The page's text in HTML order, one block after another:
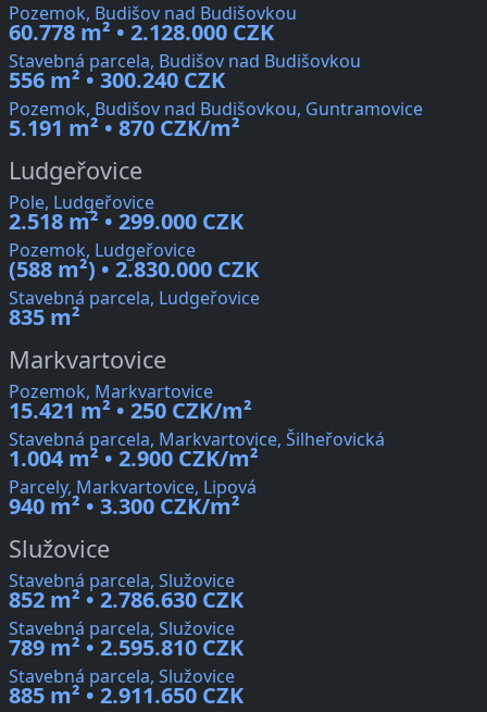
Pozemok, Budišov nad Budišovkou
60.778 m² • 2.128.000 CZK
Stavebná parcela, Budišov nad Budišovkou
556 m² • 300.240 CZK
Pozemok, Budišov nad Budišovkou, Guntramovice
5.191 m² • 870 CZK/m²
Ludgeřovice
Pole, Ludgeřovice
2.518 m² • 299.000 CZK
Pozemok, Ludgeřovice
(588 m²) • 2.830.000 CZK
Stavebná parcela, Ludgeřovice
835 m²
Markvartovice
Pozemok, Markvartovice
15.421 m² • 250 CZK/m²
Stavebná parcela, Markvartovice, Šilheřovická
1.004 m² • 2.900 CZK/m²
Parcely, Markvartovice, Lipová
940 m² • 3.300 CZK/m²
Služovice
Stavebná parcela, Služovice
852 m² • 2.786.630 CZK
Stavebná parcela, Služovice
789 m² • 2.595.810 CZK
Stavebná parcela, Služovice
885 m² • 2.911.650 CZK